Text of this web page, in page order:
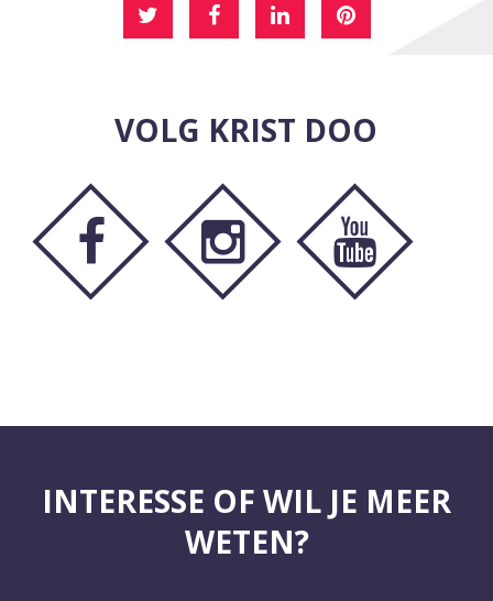
VOLG KRIST DOO
INTERESSE OF WIL JE MEER
WETEN?